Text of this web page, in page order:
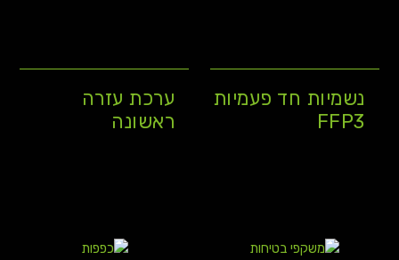
נשמיות חד פעמיות
FFP3
ערכת עזרה
ראשונה